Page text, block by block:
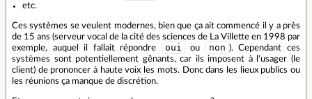
etc.
Ces systèmes se veulent modernes, bien que ça ait commencé il y a près
de 15 ans (serveur vocal de la cité des sciences de La Villette en 1998 par
exemple, auquel il fallait répondre
oui ou non ). Cependant ces
systèmes sont potentiellement gênants, car ils imposent à l'usager (le
client) de prononcer à haute voix les mots. Donc dans les lieux publics ou
les réunions ça manque de discrétion.